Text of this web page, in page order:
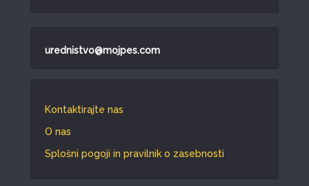
urednistvo@mojpes.com
Kontaktirajte nas
O nas
Splošni pogoji in pravilnik o zasebnosti